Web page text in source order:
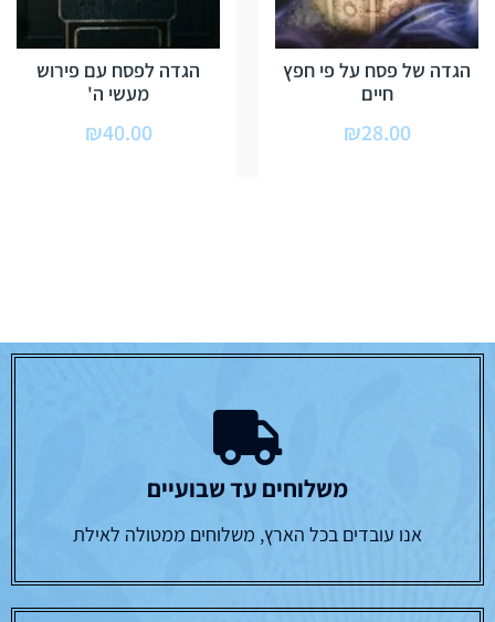
הגדה של פסח על פי חפץ
חיים
₪28.00
הגדה לפסח עם פירוש
מעשי ה'
₪40.00
משלוחים עד שבועיים
אנו עובדים בכל הארץ, משלוחים ממטולה לאילת